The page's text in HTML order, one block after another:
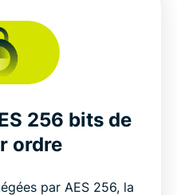
256 bits de
ordre
par AES 256, la